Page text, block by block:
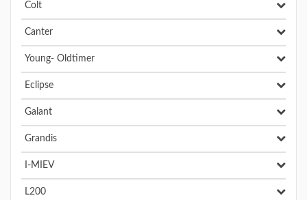
Colt
Canter
Young- Oldtimer
Eclipse
Galant
Grandis
I-MIEV
L200